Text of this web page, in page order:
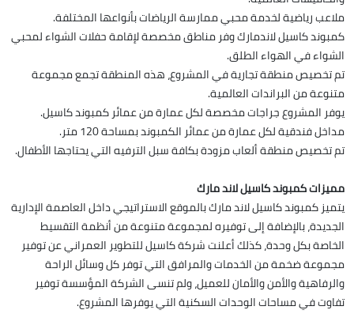
ملاعب رياضية لخدمة محبي ممارسة الرياضات بأنواعها المختلفة.
كمبوند كاسيل لاندمارك وفر مناطق مخصصة لإقامة حفلات الشواء لمحبي
الشواء في الهواء الطلق.
تم تخصيص منطقة تجارية في المشروع، هذه المنطقة تجمع مجموعة
متنوعة من البراندات العالمية.
يوفر المشروع جراجات مخصصة لكل عمارة من عمائر كمبوند كاسيل.
مداخل فندقية لكل عمارة من عمائر الكمبوند بمساحة 120 متر.
تم تخصيص منطقة ألعاب مزودة بكافة سبل الترفيه التي يحتاجها الأطفال.
مميزات كمبوند كاسيل لاند مارك
يتميز كمبوند كاسيل لاند مارك بالموقع الاستراتيجي داخل العاصمة الإدارية
الجديدة، بالإضافة إلى توفيره لمجموعة متنوعة من أنظمة التقسيط
الخاصة بكل وحدة، كذلك أعلنت شركة كاسيل للتطوير العمراني عن توفير
مجموعة ضخمة من الخدمات والمرافق التي توفر كل وسائل الراحة
والرفاهية والأمن والأمان للعميل، ولم تنسى الشركة المؤسسة توفير
تفاوت في مساحات الوحدات السكنية التي يوفرها المشروع.